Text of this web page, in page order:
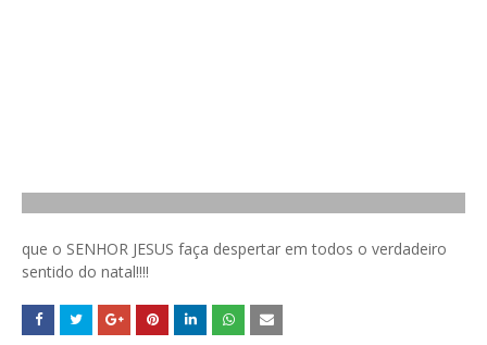
que o SENHOR JESUS faça despertar em todos o verdadeiro
sentido do natal!!!!